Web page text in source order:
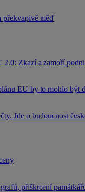
překvapivě měď
Zkazí a zamoří
EU by to mohlo být
Jde o budoucnost
přiškrcení